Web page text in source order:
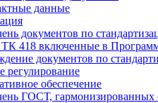
данные
документов по
418 включенные в
документов по
регулирование
обеспечение
ГОСТ, гармонизированных